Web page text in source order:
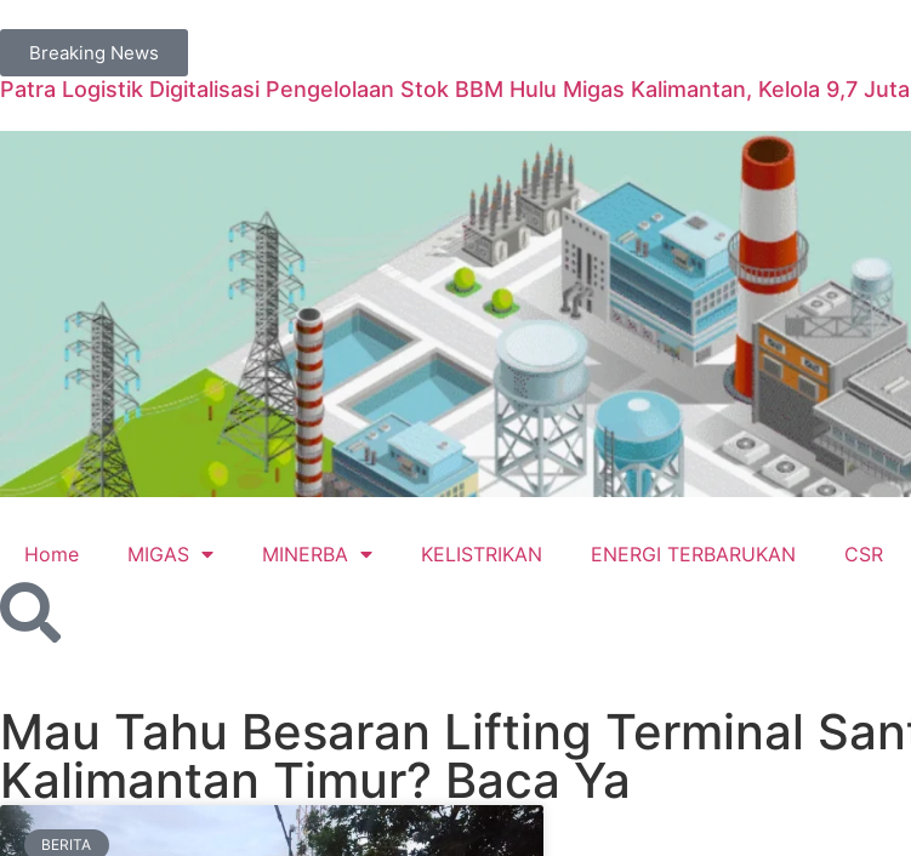
Breaking News
Patra Logistik Digitalisasi Pengelolaan Stok BBM Hulu Migas Kalimantan, Kelola 9,7
Home MIGAS MINERBA KELISTRIKAN ENERGI TERBARUKAN CSR
Mau Tahu Besaran Lifting Terminal
Kalimantan Timur? Baca Ya
BERITA